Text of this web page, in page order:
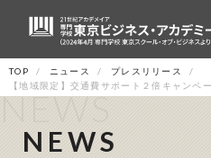
TOP ニュース
プレスリリース
【地域限定】交通費サポート２倍キャンペ
NEWS
NEWS